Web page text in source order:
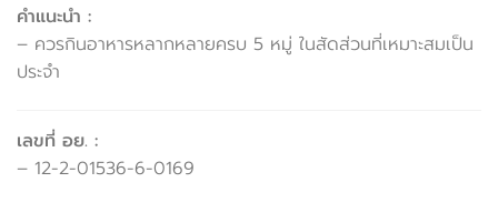
คำแนะนำ :
– ควรกินอาหารหลากหลายครบ 5 หมู่ ในสัดส่วนที่เหมาะสมเป็น
ประจำ
เลขที่ อย. :
– 12-2-01536-6-0169